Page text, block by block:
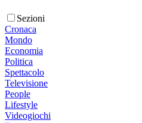
Sezioni
Cronaca
Mondo
Economia
Politica
Spettacolo
Televisione
People
Lifestyle
Videogiochi